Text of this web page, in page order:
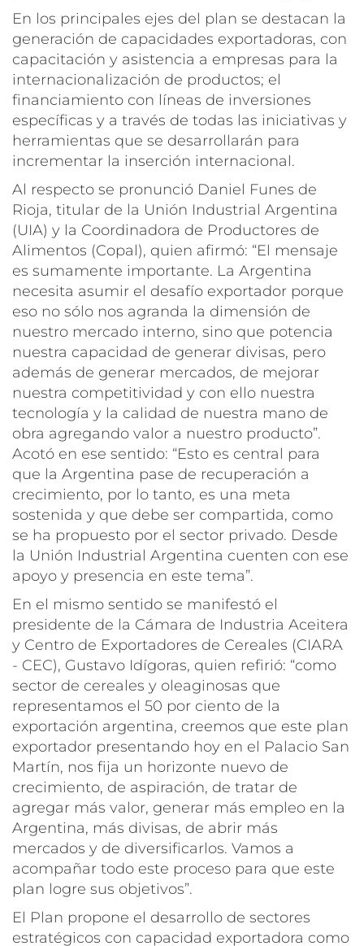
En los principales ejes del plan se destacan la
generación de capacidades exportadoras, con
capacitación y asistencia a empresas para la
internacionalización de productos; el
financiamiento con líneas de inversiones
específicas y a través de todas las iniciativas y
herramientas que se desarrollarán para
incrementar la inserción internacional.
Al respecto se pronunció Daniel Funes de
Rioja, titular de la Unión Industrial Argentina
(UIA) y la Coordinadora de Productores de
Alimentos (Copal), quien afirmó: “El mensaje
es sumamente importante. La Argentina
necesita asumir el desafío exportador porque
eso no sólo nos agranda la dimensión de
nuestro mercado interno, sino que potencia
nuestra capacidad de generar divisas, pero
además de generar mercados, de mejorar
nuestra competitividad y con ello nuestra
tecnología y la calidad de nuestra mano de
obra agregando valor a nuestro producto”.
Acotó en ese sentido: “Esto es central para
que la Argentina pase de recuperación a
crecimiento, por lo tanto, es una meta
sostenida y que debe ser compartida, como
se ha propuesto por el sector privado. Desde
la Unión Industrial Argentina cuenten con ese
apoyo y presencia en este tema”.
En el mismo sentido se manifestó el
presidente de la Cámara de Industria Aceitera
y Centro de Exportadores de Cereales (CIARA
- CEC), Gustavo Idígoras, quien refirió: “como
sector de cereales y oleaginosas que
representamos el 50 por ciento de la
exportación argentina, creemos que este plan
exportador presentando hoy en el Palacio San
Martín, nos fija un horizonte nuevo de
crecimiento, de aspiración, de tratar de
agregar más valor, generar más empleo en la
Argentina, más divisas, de abrir más
mercados y de diversificarlos. Vamos a
acompañar todo este proceso para que este
plan logre sus objetivos”.
El Plan propone el desarrollo de sectores
estratégicos con capacidad exportadora como